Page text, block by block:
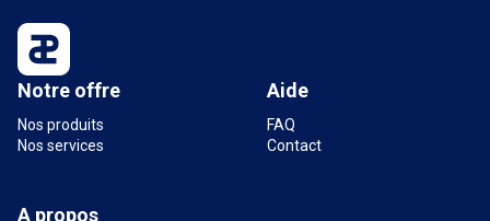
Notre offre
Nos produits
Nos services
Aide
FAQ
Contact
A propos